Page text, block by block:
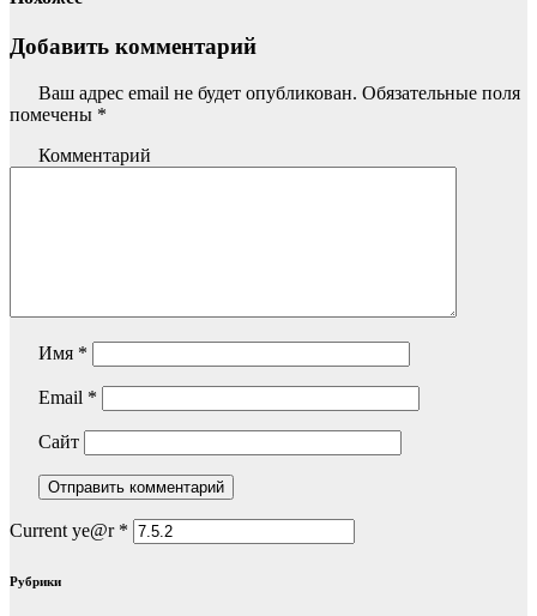
Добавить комментарий
Ваш адрес email не будет опубликован. Обязательные поля
помечены *
Комментарий
Имя *
Email *
Сайт
Current ye@r *
Рубрики